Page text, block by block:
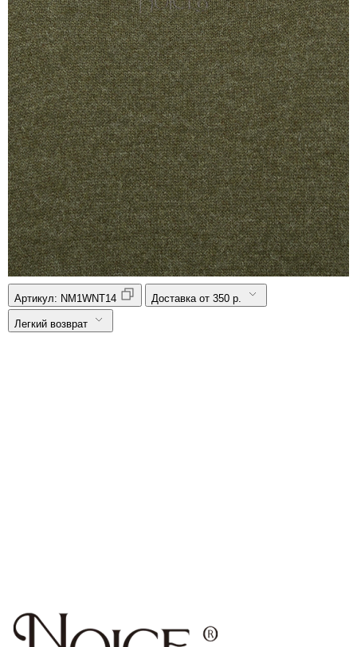
Артикул: NM1WNT14 Доставка от 350 р.
Легкий возврат